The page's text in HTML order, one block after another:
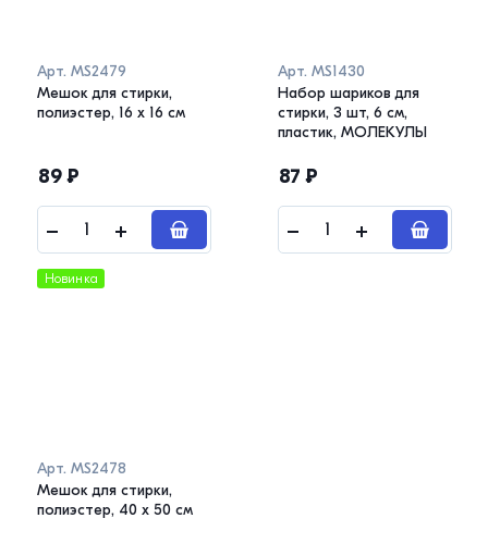
Арт. MS2479
Мешок для стирки,
полиэстер, 16 х 16 см
89₽
Арт. MS1430
Набор шариков для
стирки, 3 шт, 6 см,
пластик, МОЛЕКУЛЫ
87 ₽
Новинка
Арт. MS2478
Мешок для стирки,
полиэстер, 40 х 50 см